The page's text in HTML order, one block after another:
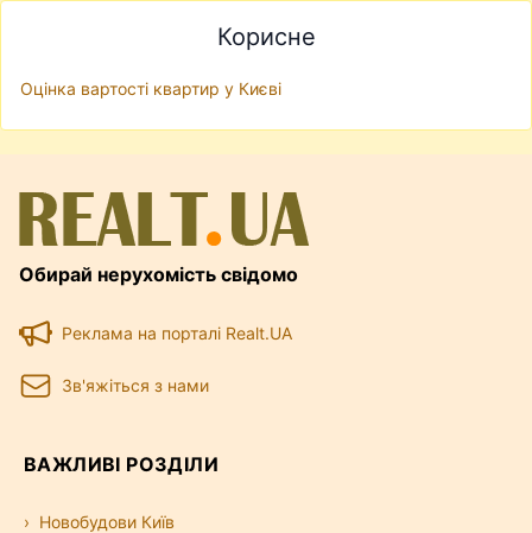
Корисне
Оцінка вартості квартир у Києві
Обирай нерухомість свідомо
Реклама на порталі Realt.UA
Зв'яжіться з нами
ВАЖЛИВІ РОЗДІЛИ
Новобудови Київ